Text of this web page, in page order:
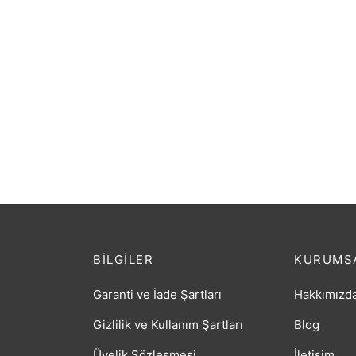
Blog
BILGILER
Garanti ve İade Şartları
Gizlilik ve Kullanım Şartları